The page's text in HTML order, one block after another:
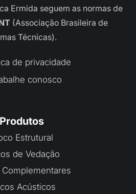
Ermida seguem as normas de
(Associação Brasileira de
Técnicas).
de privacidade
conosco
Produtos
Estrutural
de Vedação
Complementares
Acústicos